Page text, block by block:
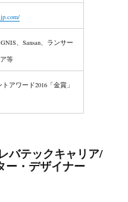
、Sansan、ランサー
等
アワード2016「金賞」
バテックキャリア/
ー・デザイナー